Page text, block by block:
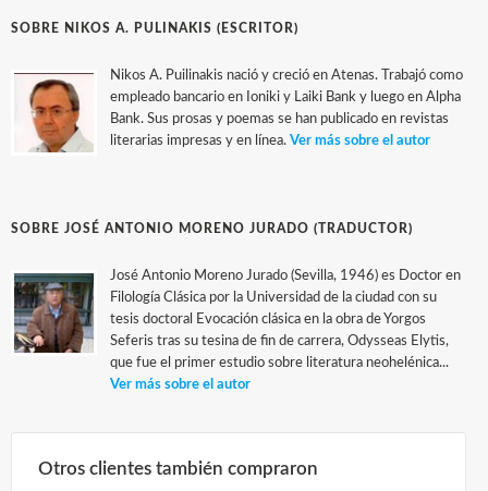
SOBRE NIKOS A. PULINAKIS (ESCRITOR)
Nikos A. Puilinakis nació y creció en Atenas. Trabajó como
empleado bancario en Ioniki y Laiki Bank y luego en Alpha
Bank. Sus prosas y poemas se han publicado en revistas
literarias impresas y en línea. Ver más sobre el autor
SOBRE JOSÉ ANTONIO MORENO JURADO (TRADUCTOR)
José Antonio Moreno Jurado (Sevilla, 1946) es Doctor en
Filología Clásica por la Universidad de la ciudad con su
tesis doctoral Evocación clásica en la obra de Yorgos
Seferis tras su tesina de fin de carrera, Odysseas Elytis,
que fue el primer estudio sobre literatura neohelénica...
Ver más sobre el autor
Otros clientes también compraron